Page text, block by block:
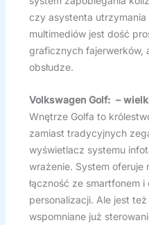
czy asystenta utrzymania
multimediów jest dość
graficznych fajerwerków,
obsłudze.
Volkswagen Golf: –
Wnętrze Golfa to
zamiast tradycyjnych
wyświetlacz systemu
wrażenie. System oferuje
łączność ze smartfonem
personalizacji. Ale jest
wspomniane już